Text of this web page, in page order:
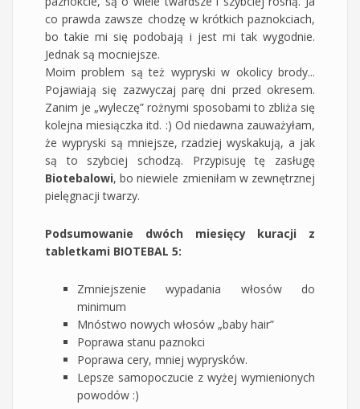
co prawda zawsze chodzę w krótkich paznokciach,
bo takie mi się podobają i jest mi tak wygodnie.
Jednak są mocniejsze.
Moim problem są też wypryski w okolicy brody...
Pojawiają się zazwyczaj parę dni przed okresem.
Zanim je „wyleczę” rożnymi sposobami to zbliża się
kolejna miesiączka itd. :) Od niedawna zauważyłam,
że wypryski są mniejsze, rzadziej wyskakują, a jak
są to szybciej schodzą. Przypisuję tę zasługę
Biotebalowi, bo niewiele zmieniłam w zewnętrznej
pielęgnacji twarzy.
Podsumowanie dwóch miesięcy kuracji z
tabletkami BIOTEBAL 5:
Zmniejszenie wypadania włosów do
minimum
Mnóstwo nowych włosów „baby hair”
Poprawa stanu paznokci
Poprawa cery, mniej wyprysków.
Lepsze samopoczucie z wyżej wymienionych
powodów :)